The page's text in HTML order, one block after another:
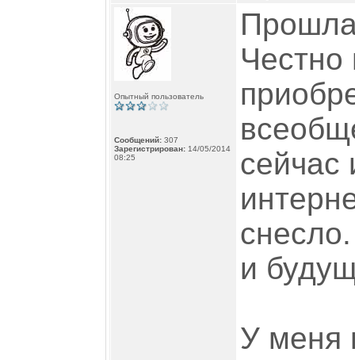
Опытный пользователь
Сообщений: 307
Зарегистрирован: 14/05/2014
08:25
Честно
сейчас
и
У меня